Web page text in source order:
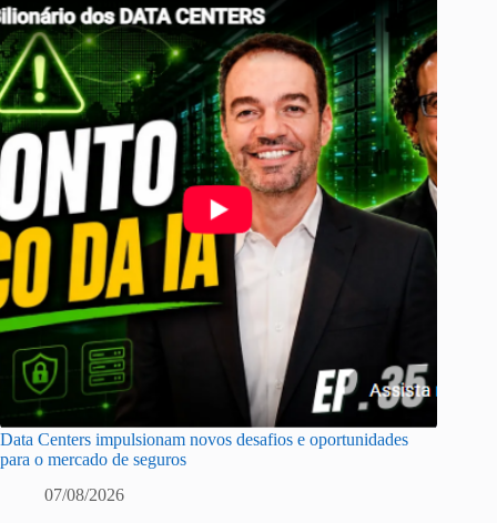
Data Centers impulsionam novos desafios e oportunidades
para o mercado de seguros
07/08/2026